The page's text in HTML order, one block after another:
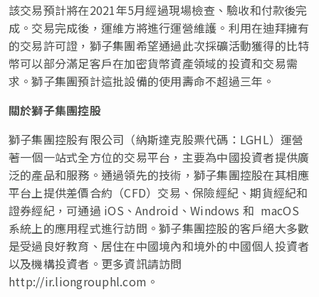
該交易預計將在2021年5月經過現場檢查、驗收和付款後完
成。交易完成後，運維方將進行運營維護。利用在迪拜擁有
的交易許可證，獅子集團希望通過此次採礦活動獲得的比特
幣可以部分滿足客戶在加密貨幣資產領域的投資和交易需
求。獅子集團預計這批設備的使用壽命不超過三年。
關於獅子集團控股
獅子集團控股有限公司（納斯達克股票代碼：LGHL）運營
著一個一站式全方位的交易平台，主要為中國投資者提供廣
泛的產品和服務。通過領先的技術，獅子集團控股在其相應
平台上提供差價合約（CFD）交易、保險經紀、期貨經紀和
證券經紀，可通過 iOS、Android、Windows 和 macOS
系統上的應用程式進行訪問。獅子集團控股的客戶絕大多數
是受過良好教育、居住在中國境內和境外的中國個人投資者
以及機構投資者。更多資訊請訪問
http://ir.liongrouphl.com。